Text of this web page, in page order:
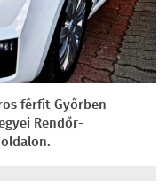
férfit Győrben -
Rendőr-